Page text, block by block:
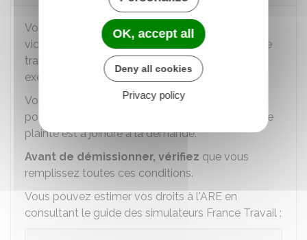
Votre démission peut être légitime si vous êtes
victime d'actes délictueux dans le cadre de votre
travail (violences physiques, harcèlement par
exemple).
Vous devez justifieravoir déposé une plainte
pour l'un de ces motifs. Le récépissé de dépôt de
plainte est à joindre à la demande.
Avant de démissionner, vérifiez que vous
remplissez toutes ces conditions.
Vous pouvez estimer vos droits à l'ARE en
consultant le guide des simulateurs France Travail :
OK, accept all
Deny all cookies
Privacy policy